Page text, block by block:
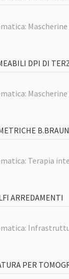
DPI DI
B.BRAUN
Terapia
ARREDAMENTI
PER